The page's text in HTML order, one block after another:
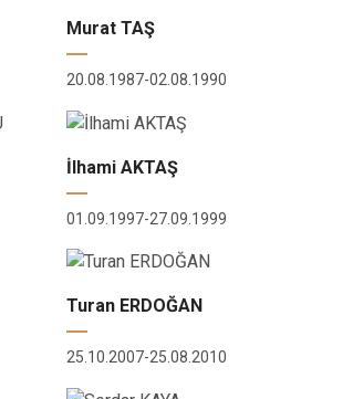
Murat TAŞ
20.08.1987-02.08.1990
İlhami AKTAŞ
01.09.1997-27.09.1999
Turan ERDOĞAN
25.10.2007-25.08.2010